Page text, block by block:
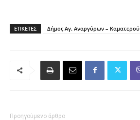
ΕΤΙΚΈΤΕΣ Δήμος Αγ. Αναργύρων – Καματερού
Προηγούμενο άρθρο